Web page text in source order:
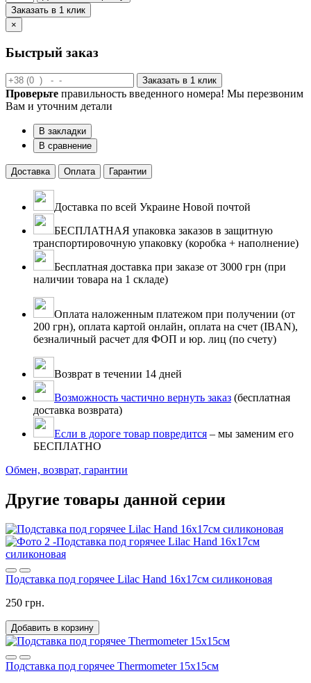
Заказать в 1 клик
×
Быстрый заказ
Заказать в 1 клик
Проверьте правильность введенного номера! Мы перезвоним
Вам и уточним детали
В закладки
В сравнение
Доставка Оплата Гарантии
Доставка по всей Украине Новой почтой
БЕСПЛАТНАЯ упаковка заказов в защитную
транспортировочную упаковку (коробка + наполнение)
Бесплатная доставка при заказе от 3000 грн (при
наличии товара на 1 складе)
Оплата наложенным платежом при получении (от
200 грн), оплата картой онлайн, оплата на счет (IBAN),
безналичный расчет для ФОП и юр. лиц (по счету)
Возврат в течении 14 дней
Возможность частично вернуть заказ (бесплатная
доставка возврата)
Если в дороге товар повредится – мы заменим его
БЕСПЛАТНО
Обмен, возврат, гарантии
Другие товары данной серии
Подставка под горячее Lilac Hand 16x17см силиконовая
250 грн.
Добавить в корзину
Подставка под горячее Thermometer 15x15см